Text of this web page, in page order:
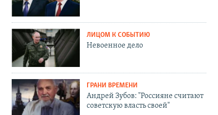
ЛИЦОМ К СОБЫТИЮ
Невоенное дело
ГРАНИ ВРЕМЕНИ
Андрей Зубов: "Россияне считают
советскую власть своей"